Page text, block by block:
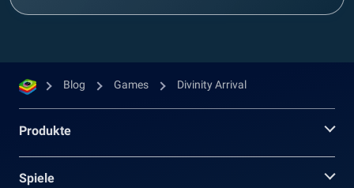
Blog Games Divinity Arrival
Produkte
Spiele